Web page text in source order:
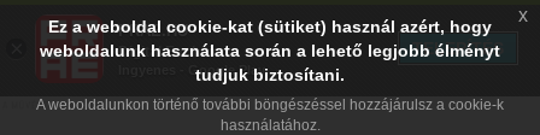
Ez a weboldal cookie-kat (sütiket) használ azért, hogy
weboldalunk használata során a lehető legjobb élményt
tudjuk biztosítani.
A weboldalunkon történő további böngészéssel hozzájárulsz a cookie-k
használatához.
x
PRAE.HU
Digital Evolution
Ingyenes - Google Play
TELEPÍTÉS